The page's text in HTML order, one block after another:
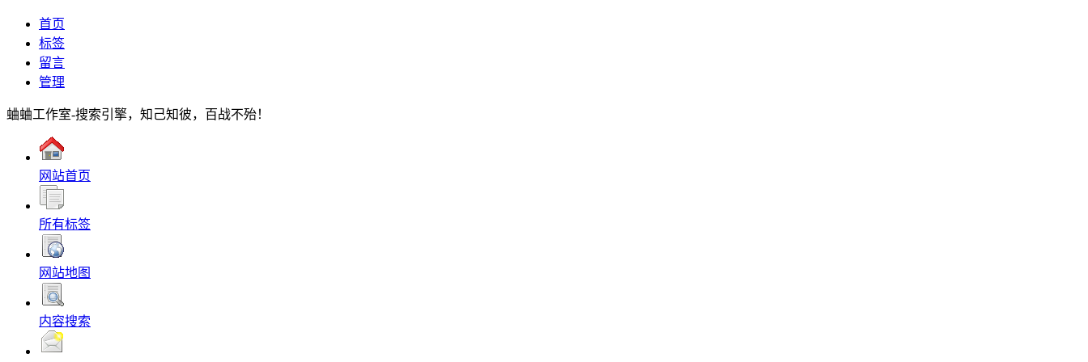
首页
标签
留言
管理
蛐蛐工作室-搜索引擎，知己知彼，百战不殆！
网站首页
所有标签
网站地图
内容搜索